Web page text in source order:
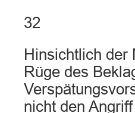
32
Hinsichtlich der
Rüge des
nicht den